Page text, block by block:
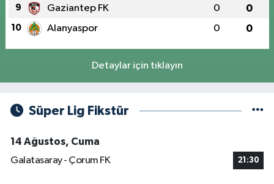
9 Gaziantep FK 0 0
10 Alanyaspor 0 0
Detaylar için tıklayın
Süper Lig Fikstür
14 Ağustos, Cuma
Galatasaray - Çorum FK
21:30